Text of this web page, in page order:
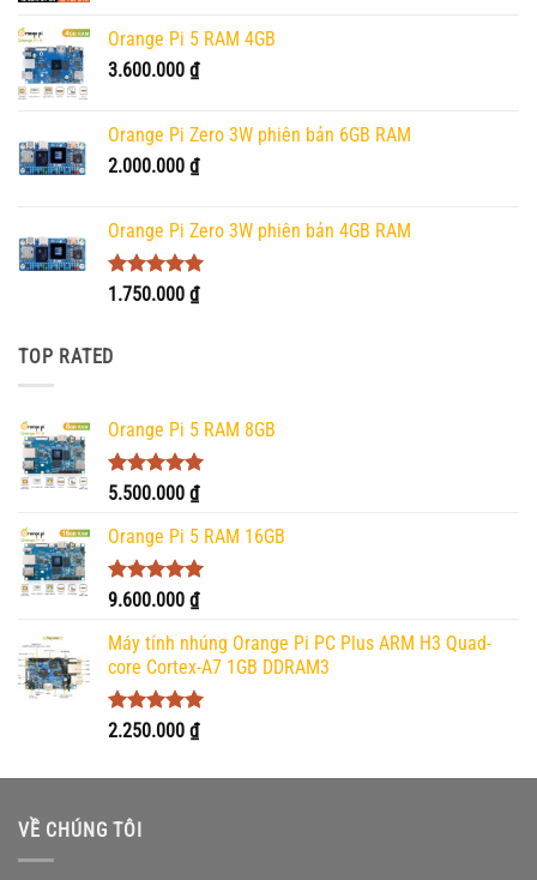
Orange Pi 5 RAM 4GB
3.600.000 ₫
Orange Pi Zero 3W phiên bản 6GB RAM
2.000.000 ₫
Orange Pi Zero 3W phiên bản 4GB RAM
Được xếp
1.750.000 ₫
TOP RATED
Orange Pi 5 RAM 8GB
Được xếp
5 sao
5.500.000 ₫
Orange Pi 5 RAM 16GB
Được xếp
5 sao
9.600.000 ₫
Máy tính nhúng Orange Pi PC Plus ARM H3 Quad-
core Cortex-A7 1GB DDRAM3
Được xếp
2.250.000 ₫
VỀ CHÚNG TÔI